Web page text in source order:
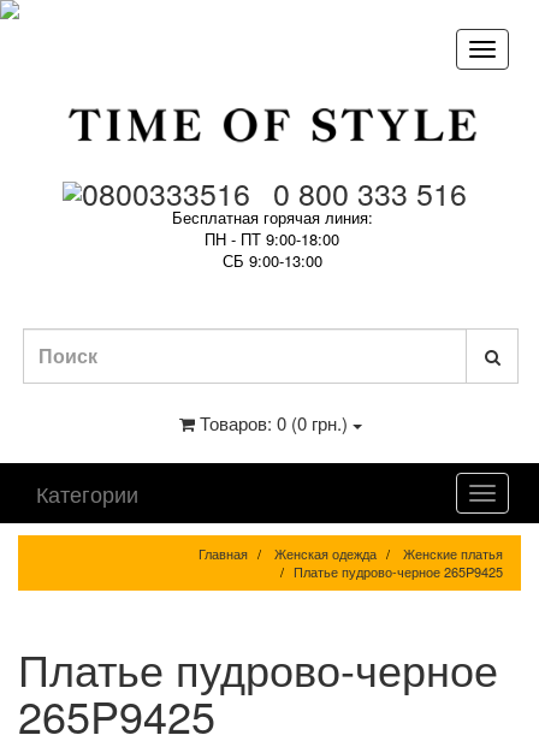
0 800 333 516
Бесплатная горячая линия:
ПН - ПТ 9:00-18:00
СБ 9:00-13:00
Товаров: 0 (0 грн.)
Категории
Главная Женская одежда
Женские платья
Платье пудрово-черное 265P9425
Платье пудрово-черное
265P9425